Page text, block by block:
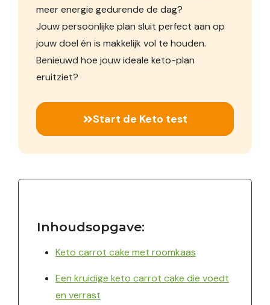
meer energie gedurende de dag?
Jouw persoonlijke plan sluit perfect aan op
jouw doel én is makkelijk vol te houden.
Benieuwd hoe jouw ideale keto-plan
eruitziet?
Start de Keto test
Inhoudsopgave:
Keto carrot cake met roomkaas
Een kruidige keto carrot cake die voedt
en verrast